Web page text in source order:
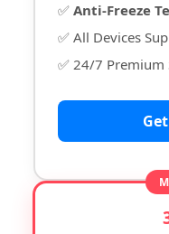
✅ Anti-Freeze
✅ All Devices
✅ 24/7 Premium